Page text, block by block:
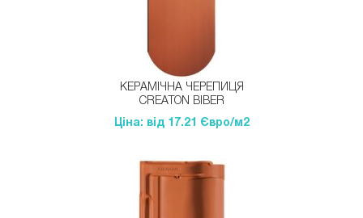
КЕРАМІЧНА ЧЕРЕПИЦЯ
CREATON BIBER
Ціна: від 17.21 Євро/м2